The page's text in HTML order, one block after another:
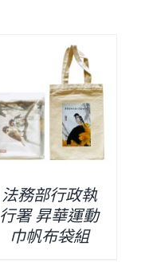
法務部行政執
行署 昇華運動
巾帆布袋組